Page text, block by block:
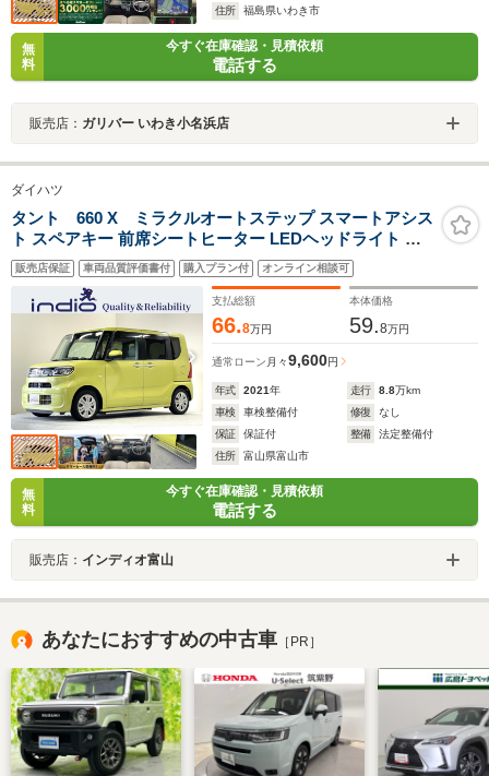
住所
福島県いわき市
無
料
今すぐ在庫確認・見積依頼
電話する
販売店： ガリバー いわき小名浜店
ダイハツ
タント 660 X ミラクルオートステップ スマートアシス
ト スペアキー 前席シートヒーター LEDヘッドライト ク
リアランスソナー パワースライドドア
販売店保証 車両品質評価書付 購入プラン付 オンライン相談可
支払総額
66.8万円
本体価格
59.8万円
通常ローン 月々9,600円
年式 2021年 走行 8.8万km
車検
車検整備付 修復
なし
保証
保証付 整備
法定整備付
住所
富山県富山市
無
料
今すぐ在庫確認・見積依頼
電話する
販売店： インディオ富山
あなたにおすすめの中古車 ［PR］